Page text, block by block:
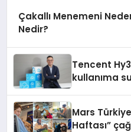
Çakallı Menemeni
Nedir?
Tencent
kullanıma
Mars
Haftası”